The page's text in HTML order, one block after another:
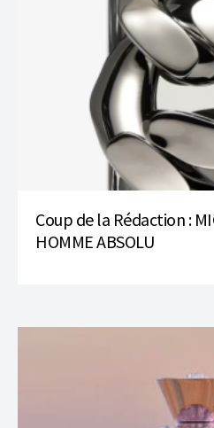
Coup de la Rédaction :
HOMME ABSOLU